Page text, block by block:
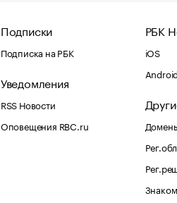
Подписки
Подписка на РБК
Уведомления
RSS Новости
Оповещения RBC.ru
РБК
iOS